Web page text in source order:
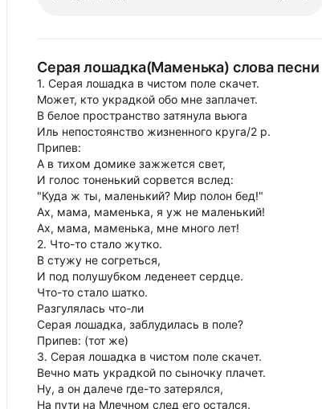
Серая лошадка(Маменька) слова песни
1. Серая лошадка в чистом поле скачет.
Может, кто украдкой обо мне заплачет.
В белое пространство затянула вьюга
Иль непостоянство жизненного круга/2 р.
Припев:
А в тихом домике зажжется свет,
И голос тоненький сорвется вслед:
"Куда ж ты, маленький? Мир полон бед!"
Ах, мама, маменька, я уж не маленький!
Ах, мама, маменька, мне много лет!
2. Что-то стало жутко.
В стужу не согреться,
И под полушубком леденеет сердце.
Что-то стало шатко.
Разгулялась что-ли
Серая лошадка, заблудилась в поле?
Припев: (тот же)
3. Серая лошадка в чистом поле скачет.
Вечно мать украдкой по сыночку плачет.
Ну, а он далече где-то затерялся,
На пути на Млечном след его остался.